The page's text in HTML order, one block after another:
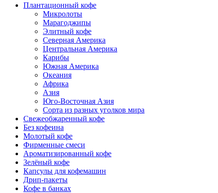
Плантационный кофе
Микролоты
Марагоджипы
Элитный кофе
Северная Америка
Центральная Америка
Карибы
Южная Америка
Океания
Африка
Азия
Юго-Восточная Азия
Сорта из разных уголков мира
Свежеобжаренный кофе
Без кофеина
Молотый кофе
Фирменные смеси
Ароматизированный кофе
Зелёный кофе
Капсулы для кофемашин
Дрип-пакеты
Кофе в банках